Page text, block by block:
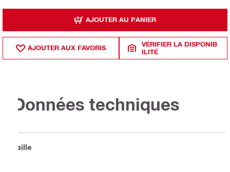
AJOUTER AU PANIER
AJOUTER AUX FAVORIS
VÉRIFIER LA DISPONIB
ILITÉ
Données techniques
Taille